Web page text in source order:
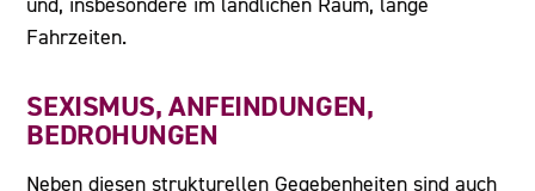
Fahrzeiten.
SEXISMUS, ANFEINDUNGEN,
BEDROHUNGEN
Neben diesen strukturellen Gegebenheiten sind auch